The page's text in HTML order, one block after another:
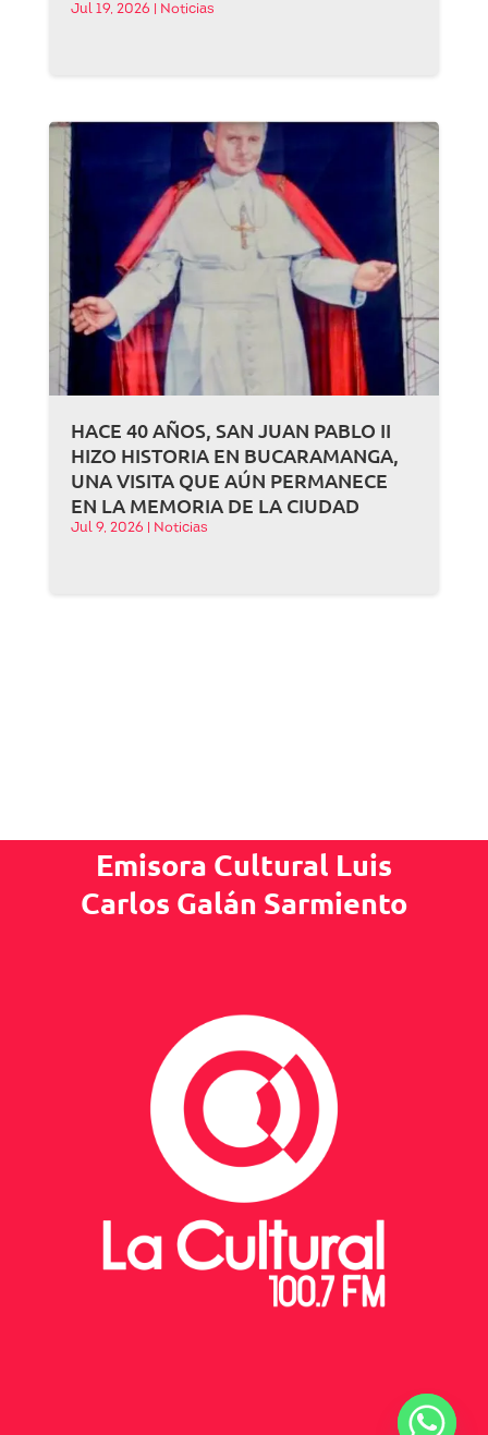
Jul 19, 2026 Noticias
HACE 40 AÑOS, SAN JUAN PABLO II
HIZO HISTORIA EN BUCARAMANGA,
UNA VISITA QUE AÚN PERMANECE
EN LA MEMORIA DE LA CIUDAD
Jul 9, 2026 Noticias
Emisora Cultural Luis
Carlos Galán Sarmiento